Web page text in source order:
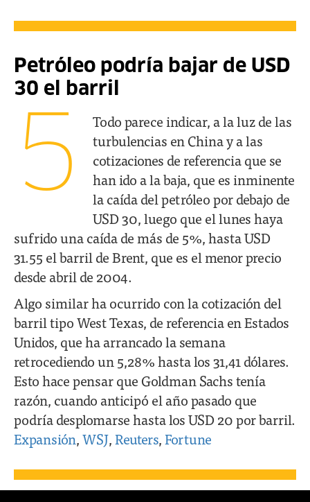
Petróleo podría bajar de USD
30 el barril
5
Todo parece indicar, a la luz de las
turbulencias en China y a las
cotizaciones de referencia que se
han ido a la baja, que es inminente
la caída del petróleo por debajo de
USD 30, luego que el lunes haya
sufrido una caída de más de 5%, hasta USD
31.55 el barril de Brent, que es el menor precio
desde abril de 2004.
Algo similar ha ocurrido con la cotización del
barril tipo West Texas, de referencia en Estados
Unidos, que ha arrancado la semana
retrocediendo un 5,28% hasta los 31,41 dólares.
Esto hace pensar que Goldman Sachs tenía
razón, cuando anticipó el año pasado que
podría desplomarse hasta los USD 20 por barril.
Expansión,WSJ, Reuters,Fortune